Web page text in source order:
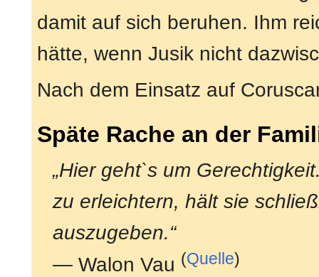
damit auf sich beruhen. Ihm
hätte, wenn Jusik nicht
Nach dem Einsatz auf
Späte Rache an der
„Hier geht`s um
zu erleichtern, hält sie
auszugeben.“
— Walon Vau (Quelle)